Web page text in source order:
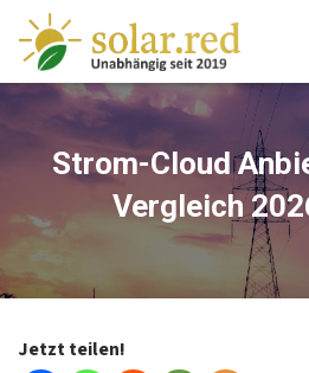
springen
Strom-Cloud
Vergleich
Jetzt teilen!